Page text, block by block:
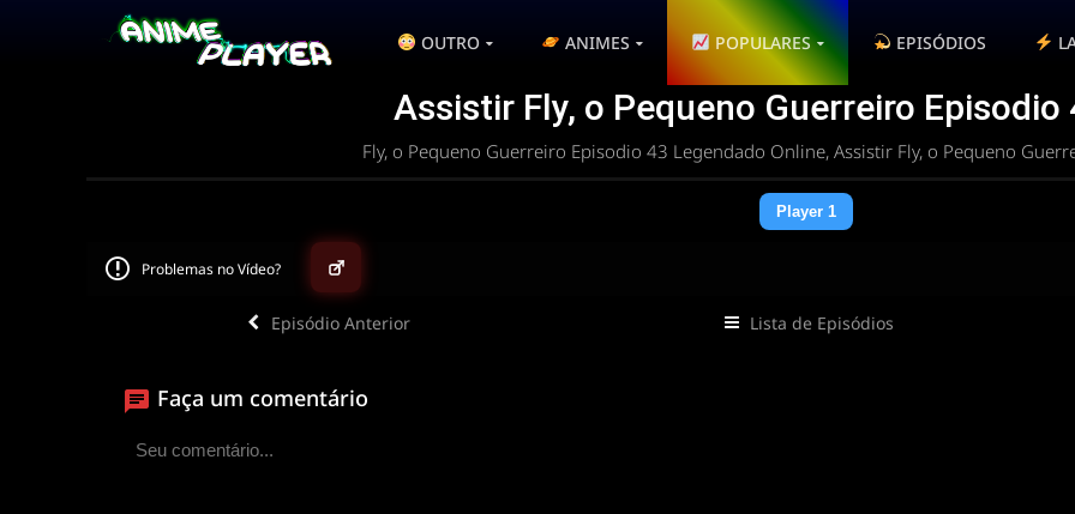
OUTRO ANIMES POPULARES EPISÓDIOS
Assistir Fly, o Pequeno Guerreiro Episodio
Fly, o Pequeno Guerreiro Episodio 43 Legendado Online, Assistir Fly, o Pequeno
Player 1
▶
Clique para assistir
Problemas no Vídeo?
Episódio Anterior Lista de Episódios
Faça um comentário